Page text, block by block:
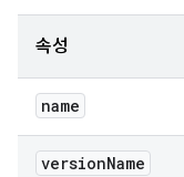
속성
name
versionName